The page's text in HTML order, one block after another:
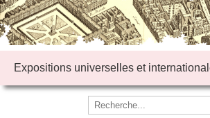
Expositions universelles et